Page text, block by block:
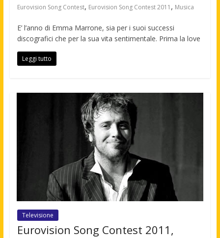
Eurovision Song Contest, Eurovision Song Contest 2011 , Musica
E’ l’anno di Emma Marrone, sia per i suoi successi
discografici che per la sua vita sentimentale. Prima la love
Leggi tutto
Televisione
Eurovision Song Contest 2011,